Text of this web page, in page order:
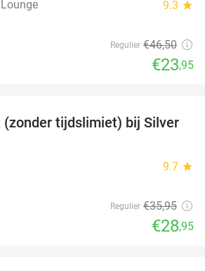
9.3 star
Regulier €46,50
€23,95
19%
(zonder tijdslimiet) bij Silver
9.7 star
Regulier €35,95
€28,95